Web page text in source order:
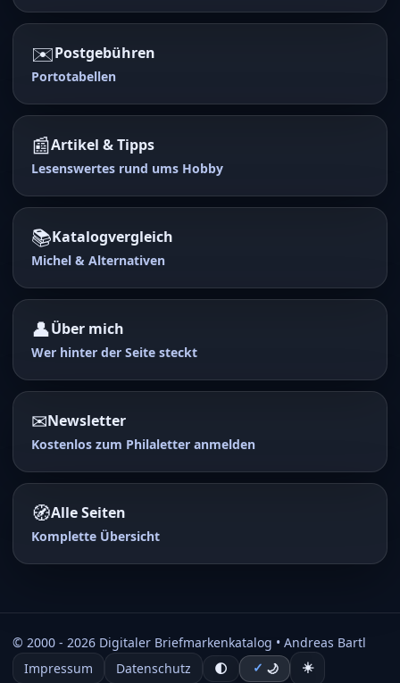
✉️Postgebühren
Portotabellen
📰Artikel & Tipps
Lesenswertes rund ums Hobby
📚Katalogvergleich
Michel & Alternativen
👤Über mich
Wer hinter der Seite steckt
✉Newsletter
Kostenlos zum Philaletter anmelden
🧭Alle Seiten
Komplette Übersicht
© 2000 - 2026 Digitaler Briefmarkenkatalog • Andreas Bartl
Impressum
Datenschutz 🌓 ✓ 🌙 ☀️